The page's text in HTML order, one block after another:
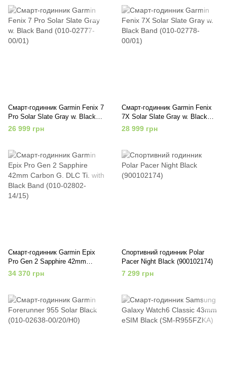
Смарт-годинник Garmin Fenix 7
Pro Solar Slate Gray w. Black
Band (010-02777-00/01)
26 999 грн
Смарт-годинник Garmin Fenix
7X Solar Slate Gray w. Black
Band (010-02778-00/01)
28 999 грн
Смарт-годинник Garmin Epix
Pro Gen 2 Sapphire 42mm
Carbon G. DLC Ti. with Black
Band (010-02802-14/15)
34 370 грн
Спортивний годинник Polar
Pacer Night Black (900102174)
7 299 грн